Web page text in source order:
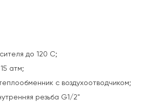
до 120 С;
атм;
с воздухоотводчиком;
резьба G1/2"